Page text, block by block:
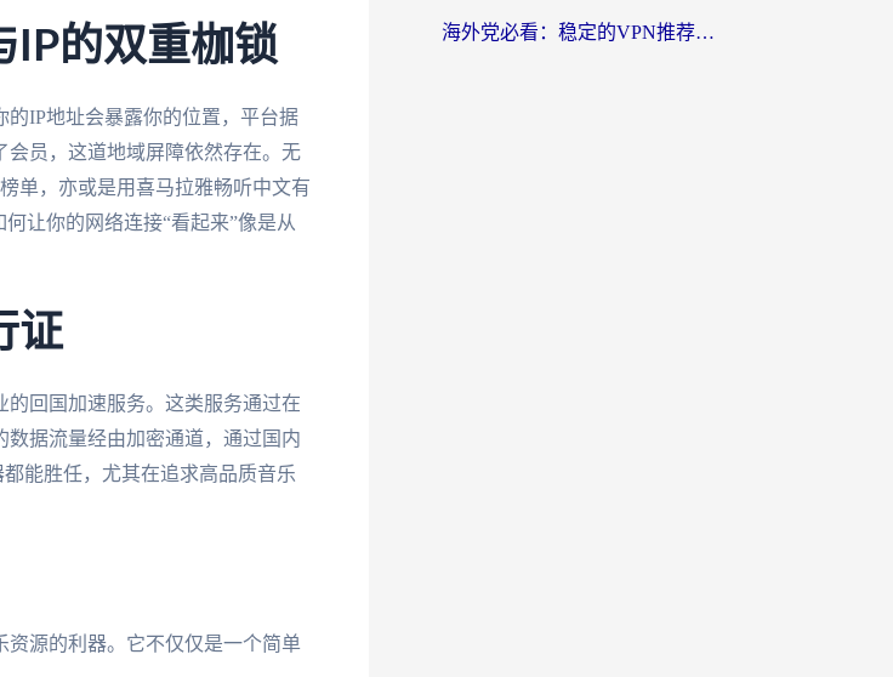
IP的双重枷锁
IP地址会暴露你的位置，平台据
会员，这道地域屏障依然存在。无
单，亦或是用喜马拉雅畅听中文有
让你的网络连接“看起来”像是从
证
回国加速服务。这类服务通过在
据流量经由加密通道，通过国内
能胜任，尤其在追求高品质音乐
源的利器。它不仅仅是一个简单
海外党必看：稳定的VPN推荐及回国加速器选择全攻略——告别地域限制，轻松刷国内资源